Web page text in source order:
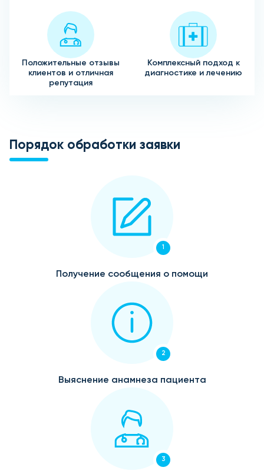
Положительные отзывы
клиентов и отличная
репутация
Комплексный подход к
диагностике и лечению
Порядок обработки заявки
1
Получение сообщения о помощи
2
Выяснение анамнеза пациента
3